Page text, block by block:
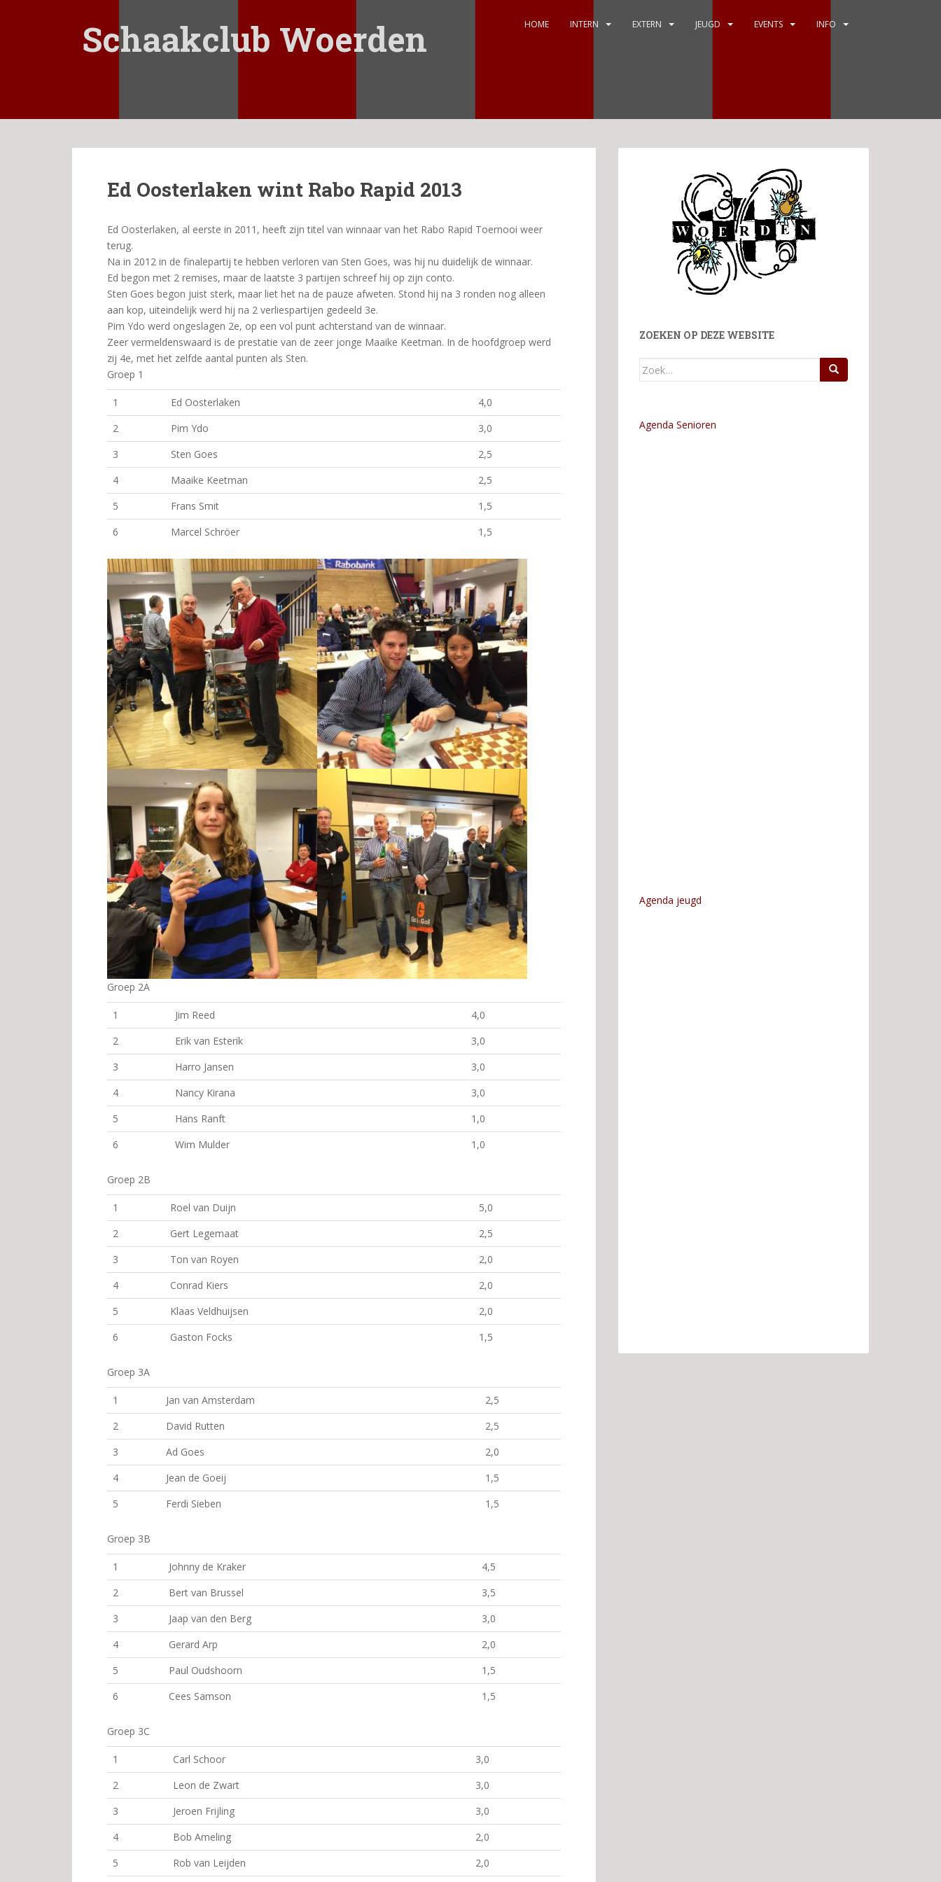
a
Schaakclub Woerden HOME INTERN EXTERN JEUGD EVENTS INFO
Ed Oosterlaken wint Rabo Rapid 2013
Ed Oosterlaken, al eerste in 2011, heeft zijn titel van winnaar van het Rabo Rapid Toernooi weer
terug.
Na in 2012 in de finalepartij te hebben verloren van Sten Goes, was hij nu duidelijk de winnaar.
Ed begon met 2 remises, maar de laatste 3 partijen schreef hij op zijn conto.
Sten Goes begon juist sterk, maar liet het na de pauze afweten. Stond hij na 3 ronden nog alleen
aan kop, uiteindelijk werd hij na 2 verliespartijen gedeeld 3e.
Pim Ydo werd ongeslagen 2e, op een vol punt achterstand van de winnaar.
Zeer vermeldenswaard is de prestatie van de zeer jonge Maaike Keetman. In de hoofdgroep werd
zij 4e, met het zelfde aantal punten als Sten.
Groep 1
1 Ed Oosterlaken
4,0
2
Pim Ydo
3,0
3
Sten Goes
2,5
4
Maaike Keetman
2,5
5
Frans Smit
1,5
6
Marcel Schröer 1,5
Groep 2A
1 Jim Reed
4,0
2
Erik van Esterik
3,0
3
Harro Jansen
3,0
4
Nancy Kirana
3,0
5
Hans Ranft
1,0
6
Wim Mulder 1,0
Groep 2B
1 Roel van Duijn
5,0
2
Gert Legemaat
2,5
3
Ton van Royen
2,0
4
Conrad Kiers
2,0
5
Klaas Veldhuijsen
2,0
6
Gaston Focks 1,5
Groep 3A
1 Jan van Amsterdam
2,5
2
David Rutten
2,5
3
Ad Goes
2,0
4
Jean de Goeij
1,5
5
Ferdi Sieben 1,5
Groep 3B
1 Johnny de Kraker
4,5
2
Bert van Brussel
3,5
3
Jaap van den Berg
3,0
4
Gerard Arp
2,0
5
Paul Oudshoorn
1,5
6
Cees Samson 1,5
Groep 3C
1 Carl Schoor
3,0
2
Leon de Zwart
3,0
3
Jeroen Frijling
3,0
4
Bob Ameling
2,0
5
Rob van Leijden 2,0
ZOEKEN OP DEZE WEBSITE
Zoek
Agenda Senioren
Agenda jeugd